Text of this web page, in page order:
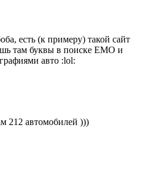
есть (к примеру) такой сайт
там буквы в поиске ЕМО и
авто :lol:
212 автомобилей )))